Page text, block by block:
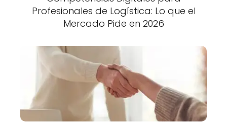
Profesionales de Logística: Lo que el
Mercado Pide en 2026